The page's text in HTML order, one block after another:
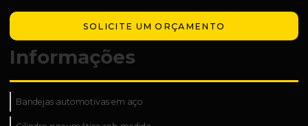
SOLICITE UM ORÇAMENTO
Informações
Bandejas automotivas em aço